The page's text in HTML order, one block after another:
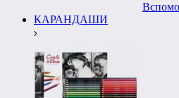
КАРАНДАШИ